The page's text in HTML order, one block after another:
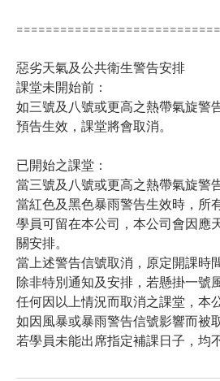
惡劣天氣及公共衛生警告安排
課堂未開始前：
如三號及八號或更高之熱帶氣旋警
預告生效，課堂將會取消。
已開始之課堂：
當三號及八號或更高之熱帶氣旋警
當紅色及黑色暴雨警告生效時，所
學員可留在本公司，本公司會因應
關安排。
當上述警告信號取消，原定開課時
除非特別通知及安排，若懸掛一號
任何因以上情況而取消之課堂，本
如因風暴或暴雨警告信號影響而被
若學員未能出席指定補課日子，均